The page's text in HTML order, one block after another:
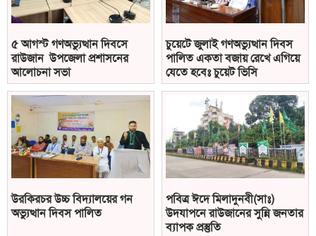
৫ আগস্ট গণঅভ্যুত্থান দিবসে
রাউজান উপজেলা প্রশাসনের
আলোচনা সভা
চুয়েটে জুলাই গণঅভ্যুত্থান দিবস
পালিত একতা বজায় রেখে এগিয়ে
যেতে হবেঃ চুয়েট ভিসি
উরকিরচর উচ্চ বিদ্যালয়ের গন
অভ্যুত্থান দিবস পালিত
পবিত্র ঈদে মিলাদুনবী(সাঃ)
উদযাপনে রাউজানের সুন্নি জনতার
ব্যাপক প্রস্তুতি